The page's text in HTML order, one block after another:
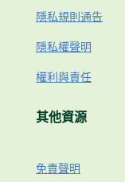
隱私規則通告
隱私權聲明
權利與責任
其他資源
免責聲明